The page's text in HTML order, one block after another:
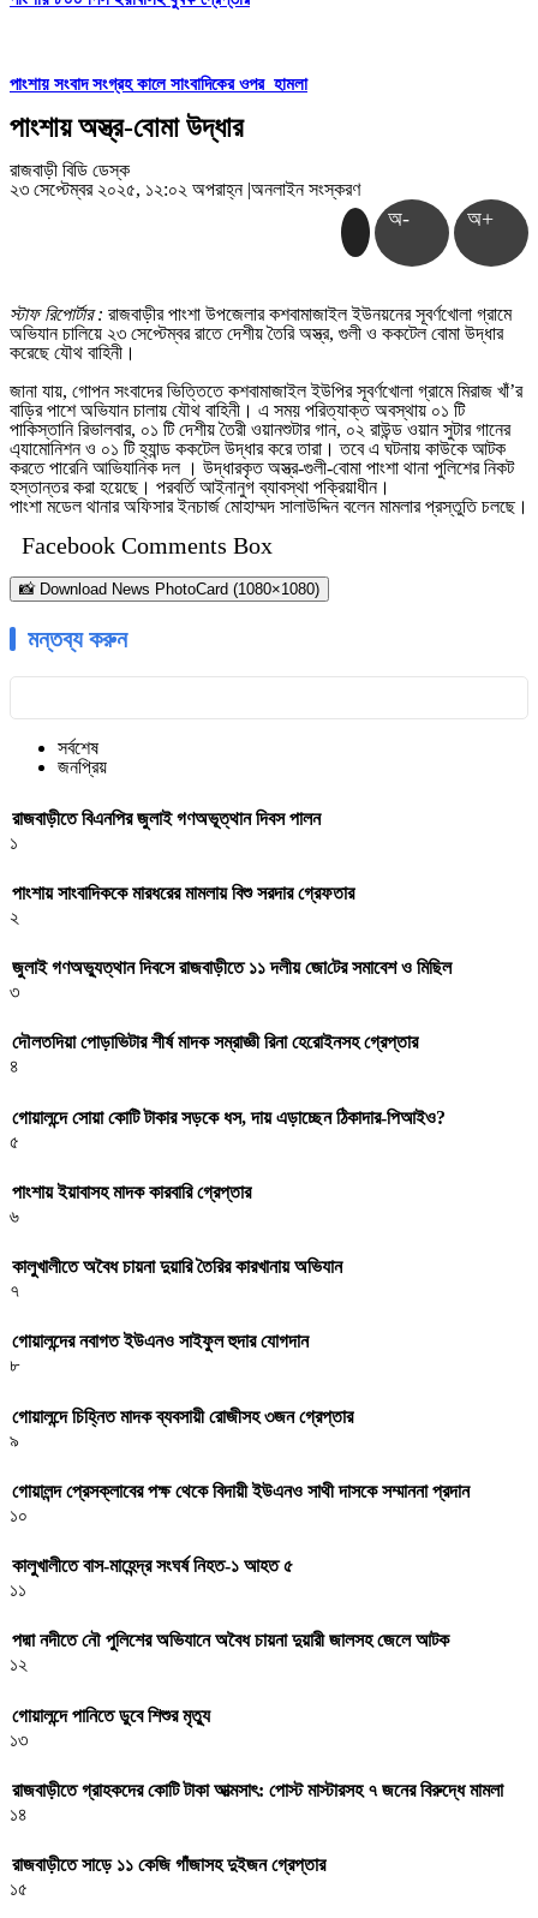
পাংশায় সংবাদ সংগ্রহ কালে সাংবাদিকের ওপর হামলা
পাংশায় অস্ত্র-বোমা উদ্ধার
রাজবাড়ী বিডি ডেস্ক
২৩ সেপ্টেম্বর ২০২৫, ১২:০২ অপরাহ্ন |অনলাইন সংস্করণ
অ- অ+
স্টাফ রিপোর্টার : রাজবাড়ীর পাংশা উপজেলার কশবামাজাইল ইউনয়নের সূবর্ণখোলা গ্রামে
অভিযান চালিয়ে ২৩ সেপ্টেম্বর রাতে দেশীয় তৈরি অস্ত্র, গুলী ও ককটেল বোমা উদ্ধার
করেছে যৌথ বাহিনী।
জানা যায়, গোপন সংবাদের ভিত্তিতে কশবামাজাইল ইউপির সূবর্ণখোলা গ্রামে মিরাজ খাঁ’র
বাড়ির পাশে অভিযান চালায় যৌথ বাহিনী। এ সময় পরিত্যাক্ত অবস্থায় ০১ টি
পাকিস্তানি রিভালবার, ০১ টি দেশীয় তৈরী ওয়ানশুটার গান, ০২ রাউন্ড ওয়ান সুটার গানের
এ্যামোনিশন ও ০১ টি হ্যান্ড ককটেল উদ্ধার করে তারা। তবে এ ঘটনায় কাউকে আটক
করতে পারেনি আভিযানিক দল । উদ্ধারকৃত অস্ত্র-গুলী-বোমা পাংশা থানা পুলিশের নিকট
হস্তান্তর করা হয়েছে। পরবর্তি আইনানুগ ব্যাবস্থা পক্রিয়াধীন।
পাংশা মডেল থানার অফিসার ইনচার্জ মোহাম্মদ সালাউদ্দিন বলেন মামলার প্রস্তুতি চলছে।
Facebook Comments Box
📸 Download News PhotoCard (1080×1080)
মন্তব্য করুন
সর্বশেষ
জনপ্রিয়
রাজবাড়ীতে বিএন‌পির জুলাই গণঅভূত্থান দিবস পালন
১
পাংশায় সাংবাদিককে মারধরের মামলায় বিশু সরদার গ্রেফতার
২
জুলাই গণঅভ্যুত্থান দিবসে রাজবাড়ীতে ১১ দলীয় জো‌টের সমাবেশ ও মি‌ছিল
৩
দৌলতদিয়া পোড়াভিটার শীর্ষ মাদক সম্রাজ্ঞী রিনা হেরোইনসহ গ্রেপ্তার
৪
গোয়ালন্দে সোয়া কোটি টাকার সড়কে ধস, দায় এড়াচ্ছেন ঠিকাদার-পিআইও?
৫
পাংশায় ইয়াবাসহ মাদক কারবারি গ্রেপ্তার
৬
কালুখালীতে অবৈধ চায়না দুয়ারি তৈরির কারখানায় অভিযান
৭
গোয়ালন্দের নবাগত ইউএনও সাইফুল হুদার যোগদান
৮
গোয়ালন্দে চিহ্নিত মাদক ব্যবসায়ী রোজীসহ ৩জন গ্রেপ্তার
৯
গোয়ালন্দ প্রেসক্লাবের পক্ষ থেকে বিদায়ী ইউএনও সাথী দাসকে সম্মাননা প্রদান
১০
কালুখালীতে বাস-মাহেন্দ্র সংঘর্ষ নিহত-১ আহত ৫
১১
পদ্মা নদীতে নৌ পুলিশের অভিযানে অবৈধ চায়না দুয়ারী জালসহ জেলে আটক
১২
গোয়ালন্দে পানিতে ডুবে শিশুর মৃত্যু
১৩
রাজবাড়ীতে গ্রাহকদের কোটি টাকা আত্মসাৎ: পোস্ট মাস্টারসহ ৭ জনের বিরুদ্ধে মামলা
১৪
রাজবাড়ীতে সাড়ে ১১ কেজি গাঁজাসহ দুইজন গ্রেপ্তার
১৫